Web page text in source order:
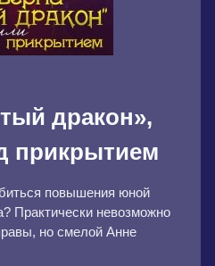
дракон»,
прикрытием
повышения юной
Практически невозможно
но смелой Анне